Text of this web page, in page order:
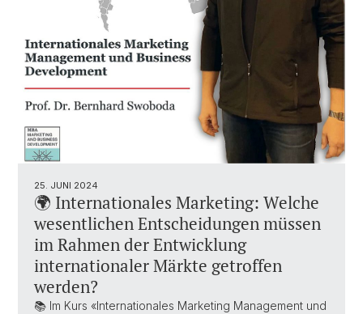
25. JUNI 2024
🌍 Internationales Marketing: Welche
wesentlichen Entscheidungen müssen
im Rahmen der Entwicklung
internationaler Märkte getroffen
werden?
📚 Im Kurs «Internationales Marketing Management und